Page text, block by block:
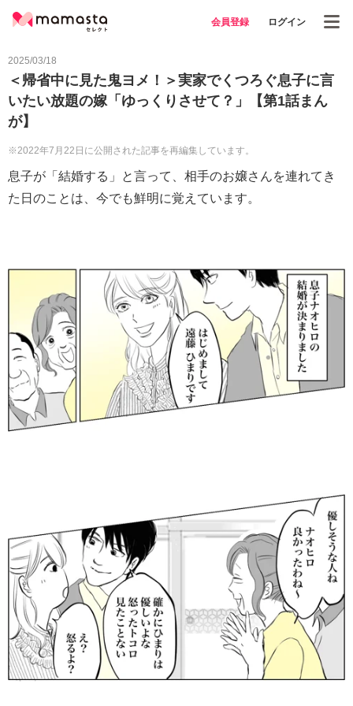
会員登録 ログイン
2025/03/18
＜帰省中に見た鬼ヨメ！＞実家でくつろぐ息子に言
いたい放題の嫁「ゆっくりさせて？」【第1話まん
が】
※2022年7月22日に公開された記事を再編集しています。
息子が「結婚する」と言って、相手のお嬢さんを連れてき
た日のことは、今でも鮮明に覚えています。